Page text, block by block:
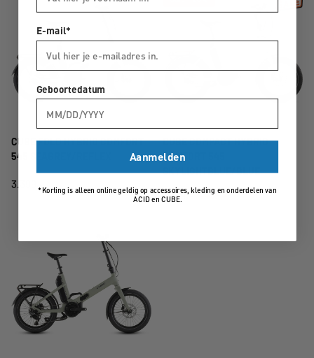
CUBE FOLD HYBRID COMFORT
545 SEAGREY/REFLEX
3.399,-
CUBE COMPACT HYBRID
COMFORT 545
SKYLIGHTBLUE/BLUE
1.999,-2.599,-
E-mail*
Geboortedatum
Aanmelden
*Korting is alleen online geldig op accessoires, kleding en onderdelen van
ACID en CUBE.